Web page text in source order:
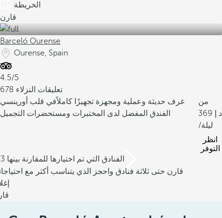
الخريطة
قارن
Barceló Ourense
Ourense, Spain
4.5/5
678 تعليقات النزلاء
غرف حديثة وعملية ومجهزة تجهيزًا كاملاًفي قلب أورينسي
الفندق المفضل لدى المختبرات ومستحضرات التجميل
من
369
/ليلة
انظر
التوفر
/3 الفنادق التي تم اختيارها للمقارنة بينها
قارن حتى ثلاثة فنادق واحجز الذي يتناسب أكثر مع